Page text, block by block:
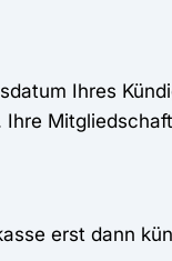
Ihres
Ihre
erst dann